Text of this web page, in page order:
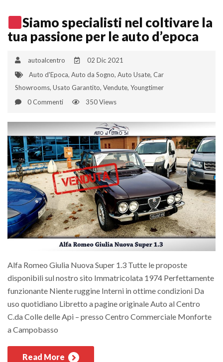
Siamo specialisti nel coltivare la
tua passione per le auto d’epoca
autoalcentro
02 Dic 2021
Auto d'Epoca, Auto da Sogno, Auto Usate, Car
Showrooms, Usato Garantito, Vendute, Youngtimer
0 Commenti
350 Views
Alfa Romeo Giulia Nuova Super 1.3 Tutte le proposte
disponibili sul nostro sito Immatricolata 1974 Perfettamente
funzionante Niente ruggine Interni in ottime condizioni Da
uso quotidiano Libretto a pagine originale Auto al Centro
C.da Colle delle Api – presso Centro Commerciale Monforte
a Campobasso
Read More